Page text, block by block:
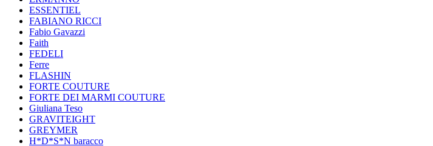
ESSENTIEL
FABIANO RICCI
Fabio Gavazzi
Faith
FEDELI
Ferre
FLASHIN
FORTE COUTURE
FORTE DEI MARMI COUTURE
Giuliana Teso
GRAVITEIGHT
GREYMER
H*D*S*N baracco